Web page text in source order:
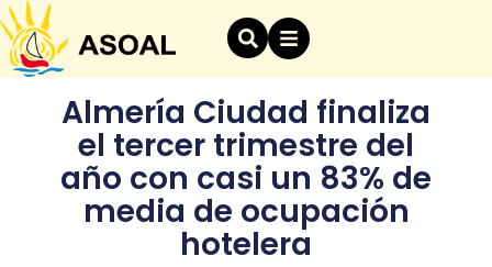
Almería Ciudad finaliza
el tercer trimestre del
año con casi un 83% de
media de ocupación
hotelera